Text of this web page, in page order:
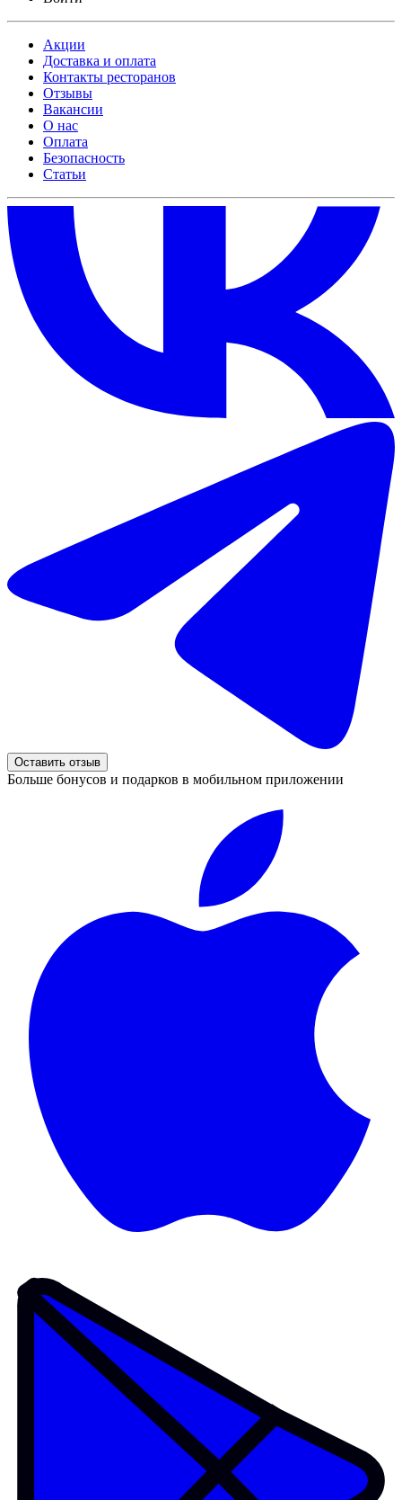
Акции
Доставка и оплата
Контакты ресторанов
Отзывы
Вакансии
О нас
Оплата
Безопасность
Статьи
Оставить отзыв
Больше бонусов и подарков в мобильном приложении